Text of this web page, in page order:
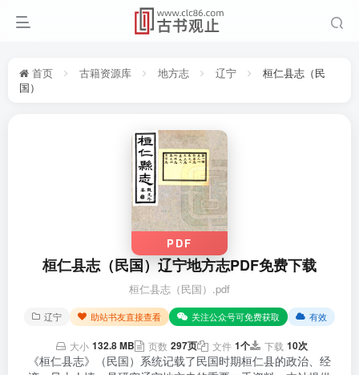
首页 古籍资源库 地方志 辽宁
桓仁县志（民
国）
PDF
桓仁县志（民国）辽宁地方志PDF免费下载
桓仁县志（民国）.pdf
辽宁 助站书友直接查看 关注公众号可免费获取 有效
大小 132.8 MB 页数 297页 文件 1个 下载 10次
《桓仁县志》（民国）系统记载了民国时期桓仁县的政治、经